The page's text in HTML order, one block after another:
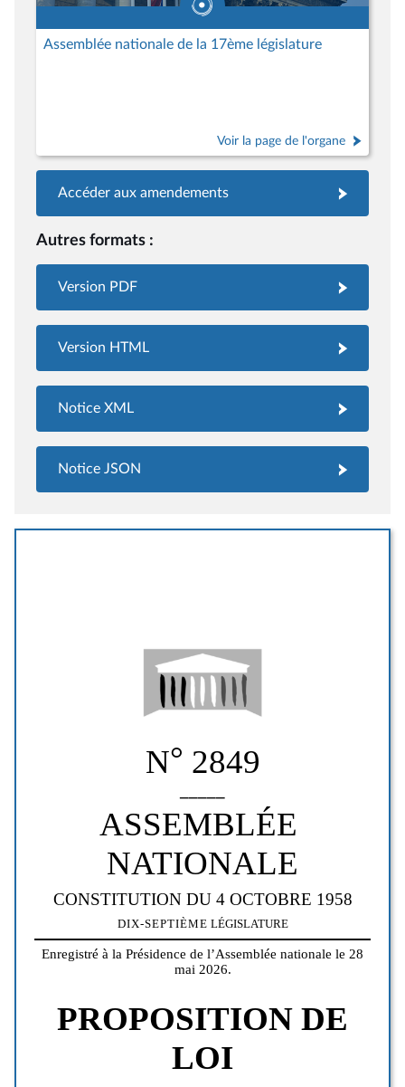
Assemblée nationale de la 17ème législature
Voir la page de l'organe
Accéder aux amendements
Autres formats :
Version PDF
Version HTML
Notice XML
Notice JSON